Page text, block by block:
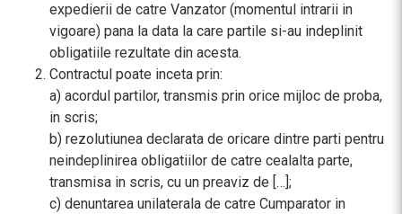
expedierii de catre Vanzator (momentul intrarii in
vigoare) pana la data la care partile si-au indeplinit
obligatiile rezultate din acesta.
Contractul poate inceta prin:
a) acordul partilor, transmis prin orice mijloc de proba,
in scris;
b) rezolutiunea declarata de oricare dintre parti pentru
neindeplinirea obligatiilor de catre cealalta parte,
transmisa in scris, cu un preaviz de […];
c) denuntarea unilaterala de catre Cumparator in